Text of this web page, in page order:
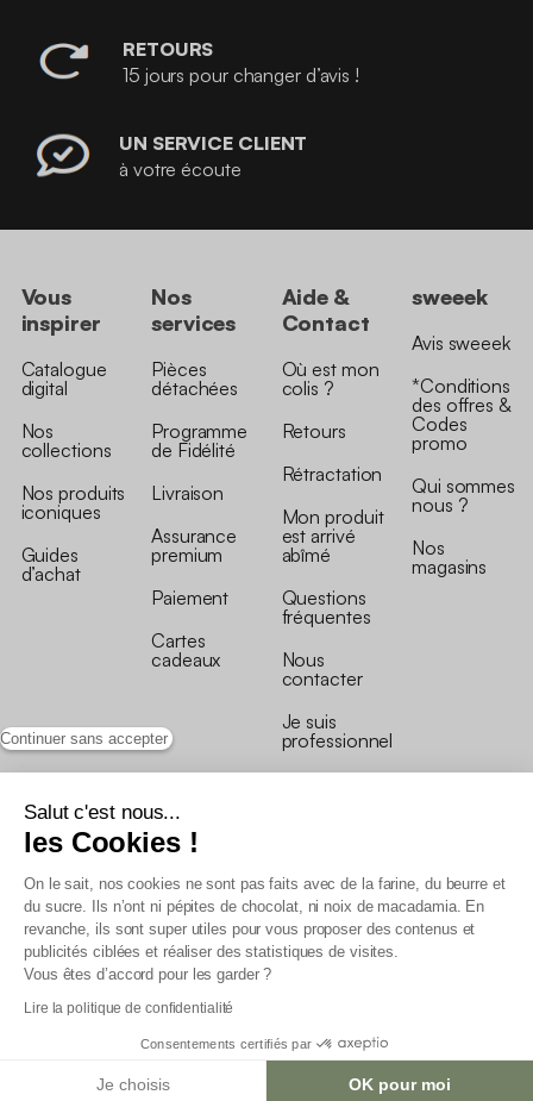
Continuer sans accepter
Salut c'est nous...
les Cookies !
On le sait, nos cookies ne sont pas faits avec de la farine, du beurre et
du sucre. Ils n’ont ni pépites de chocolat, ni noix de macadamia. En
revanche, ils sont super utiles pour vous proposer des contenus et
publicités ciblées et réaliser des statistiques de visites.
Vous êtes d’accord pour les garder ?
Lire la politique de confidentialité
Consentements certifiés par
Je choisis OK pour moi
RETOURS
15 jours pour changer d’avis !
UN SERVICE CLIENT
à votre écoute
Vous
inspirer
Catalogue
digital
Nos
collections
Nos produits
iconiques
Guides
d’achat
Nos
services
Pièces
détachées
Programme
de Fidélité
Livraison
Assurance
premium
Paiement
Cartes
cadeaux
Aide &
Contact
Où est mon
colis ?
Retours
Rétractation
Mon produit
est arrivé
abîmé
Questions
fréquentes
Nous
contacter
Je suis
professionnel
sweeek
Avis sweeek
*Conditions
des offres &
Codes
promo
Qui sommes
nous ?
Nos
magasins
Conditions générales de vente
Conditions générales du programme de fidélité
Charte de données personnelles
Conditions générales de vente Pro
Déclaration d’accessibilité